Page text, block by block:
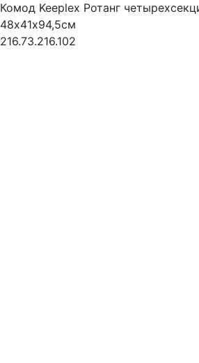
Комод Keeplex Ротанг
48х41х94,5см
216.73.216.102